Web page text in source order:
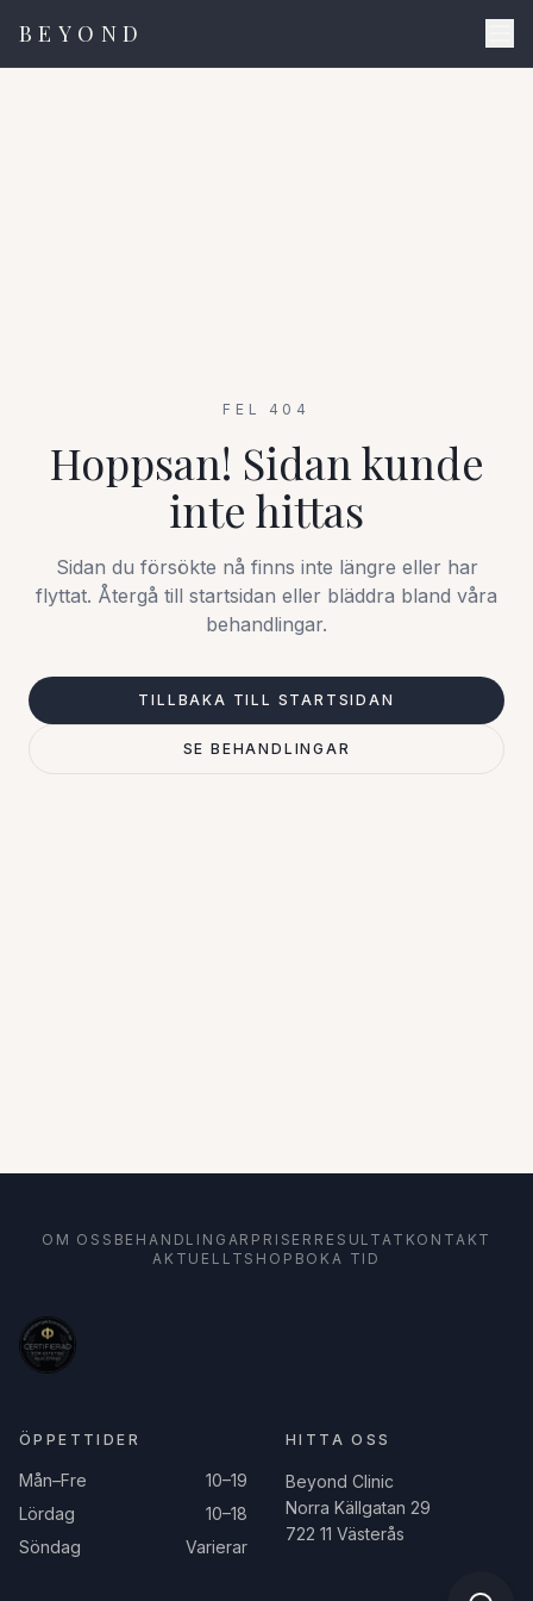
BEYOND
FEL 404
Hoppsan! Sidan kunde
inte hittas
Sidan du försökte nå finns inte längre eller har
flyttat. Återgå till startsidan eller bläddra bland våra
behandlingar.
TILLBAKA TILL STARTSIDAN
SE BEHANDLINGAR
OM OSS BEHANDLINGAR PRISER RESULTAT KONTAKT
AKTUELLT SHOP BOKA TID
ÖPPETTIDER
Mån–Fre
10–19
Lördag
10–18
Söndag
Varierar
HITTA OSS
Beyond Clinic
Norra Källgatan 29
722 11 Västerås